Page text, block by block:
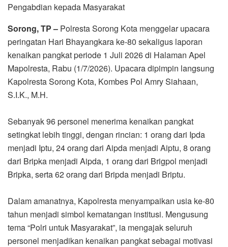
Pengabdian kepada Masyarakat
Sorong, TP – Polresta Sorong Kota menggelar upacara
peringatan Hari Bhayangkara ke-80 sekaligus laporan
kenaikan pangkat periode 1 Juli 2026 di Halaman Apel
Mapolresta, Rabu (1/7/2026). Upacara dipimpin langsung
Kapolresta Sorong Kota, Kombes Pol Amry Siahaan,
S.I.K., M.H.
Sebanyak 96 personel menerima kenaikan pangkat
setingkat lebih tinggi, dengan rincian: 1 orang dari Ipda
menjadi Iptu, 24 orang dari Aipda menjadi Aiptu, 8 orang
dari Bripka menjadi Aipda, 1 orang dari Brigpol menjadi
Bripka, serta 62 orang dari Bripda menjadi Briptu.
Dalam amanatnya, Kapolresta menyampaikan usia ke-80
tahun menjadi simbol kematangan institusi. Mengusung
tema “Polri untuk Masyarakat”, ia mengajak seluruh
personel menjadikan kenaikan pangkat sebagai motivasi